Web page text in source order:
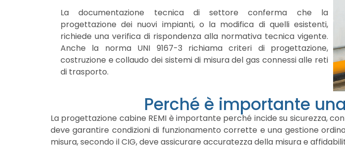
La documentazione tecnica di settore conferma che la
progettazione dei nuovi impianti, o la modifica di quelli esistenti,
richiede una verifica di rispondenza alla normativa tecnica vigente.
Anche la norma UNI 9167-3 richiama criteri di progettazione,
costruzione e collaudo dei sistemi di misura del gas connessi alle reti
di trasporto.
Perché è importante
La progettazione cabine REMI è importante perché incide su sicurezza,
deve garantire condizioni di funzionamento corrette e una gestione
misura, secondo il CIG, deve assicurare accuratezza della misura e